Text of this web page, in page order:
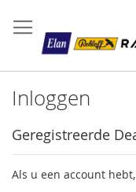
Inloggen
Geregistreerde
Als u een account